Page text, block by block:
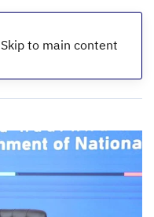
Skip to main content
الرئيسية